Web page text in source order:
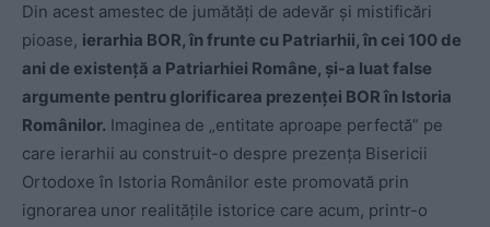
Din acest amestec de jumătăți de adevăr și mistificări
pioase, ierarhia BOR, în frunte cu Patriarhii, în cei 100 de
ani de existență a Patriarhiei Române, și-a luat false
argumente pentru glorificarea prezenței BOR în Istoria
Românilor. Imaginea de „entitate aproape perfectă” pe
care ierarhii au construit-o despre prezența Bisericii
Ortodoxe în Istoria Românilor este promovată prin
ignorarea unor realitățile istorice care acum, printr-o